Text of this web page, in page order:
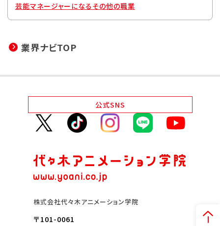
芸能マネージャーになる その他の職業
業界ナビTOP
公式SNS
株式会社代々木アニメーション学院
〒101-0061